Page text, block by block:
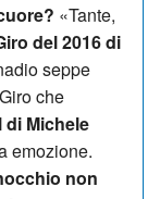
«Tante,
del 2016 di
seppe
che
di Michele
emozione.
non